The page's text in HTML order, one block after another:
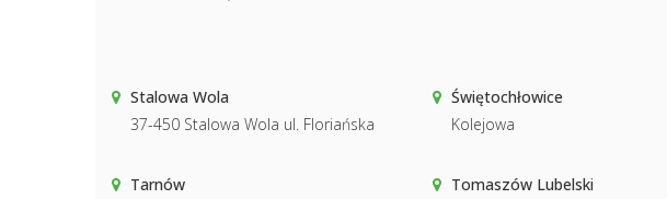
Stalowa Wola
37-450 Stalowa Wola ul. Floriańska
Świętochłowice
Kolejowa
Tarnów
Tomaszów Lubelski